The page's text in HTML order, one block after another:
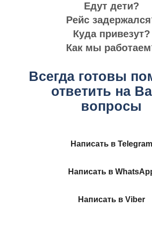
Едут дети?
Рейс
Куда привезут?
Как мы
Всегда готовы
ответить на
вопросы
Написать в Telegram
Написать в
Написать в Viber